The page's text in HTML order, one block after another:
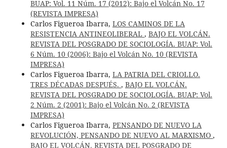
BUAP: Vol. 11 Núm. 17 (2012): Bajo el Volcán No. 17
(REVISTA IMPRESA)
Carlos Figueroa Ibarra, LOS CAMINOS DE LA
RESISTENCIA ANTINEOLIBERAL , BAJO EL VOLCÁN.
REVISTA DEL POSGRADO DE SOCIOLOGÍA. BUAP: Vol.
6 Núm. 10 (2006): Bajo el Volcán No. 10 (REVISTA
IMPRESA)
Carlos Figueroa Ibarra, LA PATRIA DEL CRIOLLO.
TRES DÉCADAS DESPUÉS. , BAJO EL VOLCÁN.
REVISTA DEL POSGRADO DE SOCIOLOGÍA. BUAP: Vol.
2 Núm. 2 (2001): Bajo el Volcán No. 2 (REVISTA
IMPRESA)
Carlos Figueroa Ibarra, PENSANDO DE NUEVO LA
REVOLUCIÓN, PENSANDO DE NUEVO AL MARXISMO ,
BAJO EL VOLCÁN. REVISTA DEL POSGRADO DE